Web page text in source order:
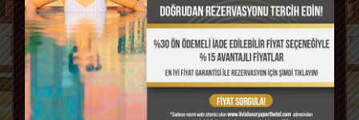
7/24 Oda
Hizmetler